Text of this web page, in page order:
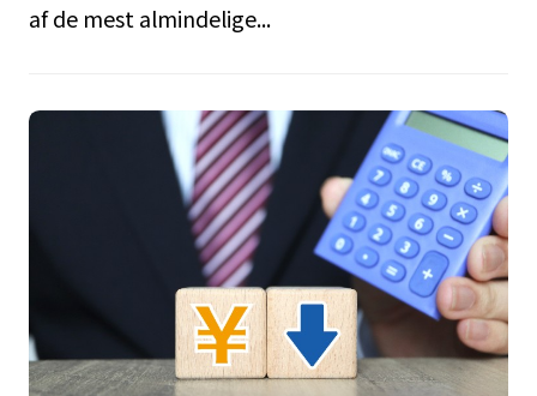
af de mest almindelige...